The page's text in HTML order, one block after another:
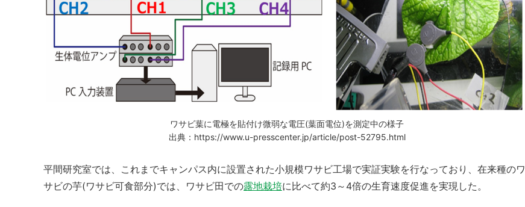
ワサビ葉に電極を貼付け微弱な電圧(葉面電位)を測定中の様子
出典：https://www.u-presscenter.jp/article/post-52795.html
平間研究室では、これまでキャンパス内に設置された小規模ワサビ工場で実証実験を行なっており、在来種のワ
サビの芋(ワサビ可食部分)では、ワサビ田での露地栽培に比べて約3～4倍の生育速度促進を実現した。